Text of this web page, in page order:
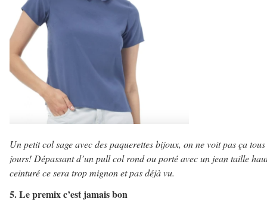
Un petit col sage avec des paquerettes bijoux, on ne voit pas ça tous
jours! Dépassant d’un pull col rond ou porté avec un jean taille
ceinturé ce sera trop mignon et pas déjà vu.
5. Le premix c’est jamais bon